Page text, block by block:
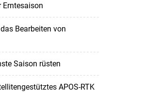
Erntesaison
Bearbeiten von
Saison rüsten
APOS-RTK